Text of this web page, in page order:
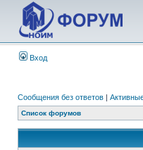
Вход
Сообщения без ответов |
Список форумов